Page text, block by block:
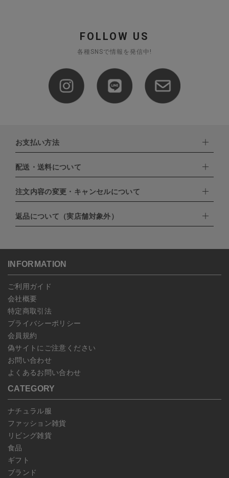
FOLLOW US
各種SNSで情報を発信中!
お支払い方法
下記お支払い方法よりお選びいただけます。
・クレジットカード（VISA,mastercard,JCB,AMERICAN
EXPRESS,Diners Club）
・PayPay
・NP後払い
配送・送料について
配達業者：日本郵便
北海道：1,400円
沖縄：1,400円
注文内容の変更・キャンセルについて
ご注文日当日から翌日のAM9:00までにご連絡頂いた場合はキャン
セルは可能です。
ンセルしていただいた後、ご希望の商品のみ再度ご注文お願いしま
予約商品など一部キャンセルが出来ない場合がございます。あらか
じめご了承ください。
返品について（実店舗対象外）
こちらよりご依頼ください。
INFORMATION
ご利用ガイド
会社概要
特定商取引法
プライバシーポリシー
会員規約
偽サイトにご注意ください
お問い合わせ
よくあるお問い合わせ
CATEGORY
ナチュラル服
ファッション雑貨
リビング雑貨
食品
ギフト
ブランド